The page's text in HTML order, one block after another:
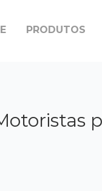
PRODUTOS